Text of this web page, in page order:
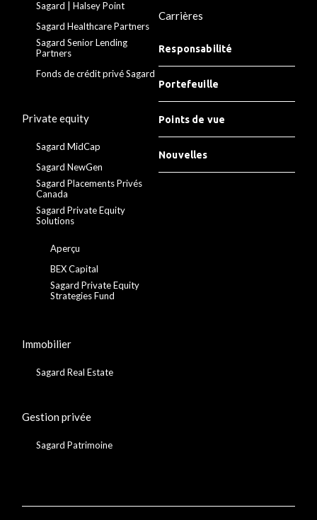
Sagard | Halsey Point
Sagard Healthcare Partners
Sagard Senior Lending
Partners
Fonds de crédit privé Sagard
Private equity
Sagard MidCap
Sagard NewGen
Sagard Placements Privés
Canada
Sagard Private Equity
Solutions
Aperçu
BEX Capital
Sagard Private Equity
Strategies Fund
Immobilier
Sagard Real Estate
Gestion privée
Sagard Patrimoine
Carrières
Responsabilité
Portefeuille
Points de vue
Nouvelles